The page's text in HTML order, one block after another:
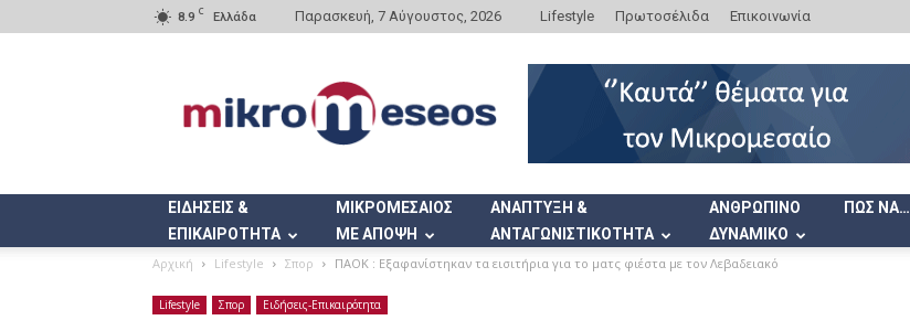
8.9 C Ελλάδα Παρασκευή, 7 Αύγουστος, 2026 Lifestyle Πρωτοσέλιδα Επικοινωνία
ΕΙΔΗΣΕΙΣ &
ΕΠΙΚΑΙΡΟΤΗΤΑ
ΜΙΚΡΟΜΕΣΑΙΟΣ
ΜΕ ΑΠΟΨΗ
ΑΝΑΠΤΥΞΗ &
ΑΝΤΑΓΩΝΙΣΤΙΚΟΤΗΤΑ
ΑΝΘΡΩΠΙΝΟ
ΔΥΝΑΜΙΚΟ
ΠΩΣ ΝΑ…
Αρχική Lifestyle Σπορ ΠΑΟΚ : Εξαφανίστηκαν τα εισιτήρια για το ματς φιέστα με τον Λεβαδειακό
Lifestyle Σπορ Ειδήσεις-Επικαιρότητα